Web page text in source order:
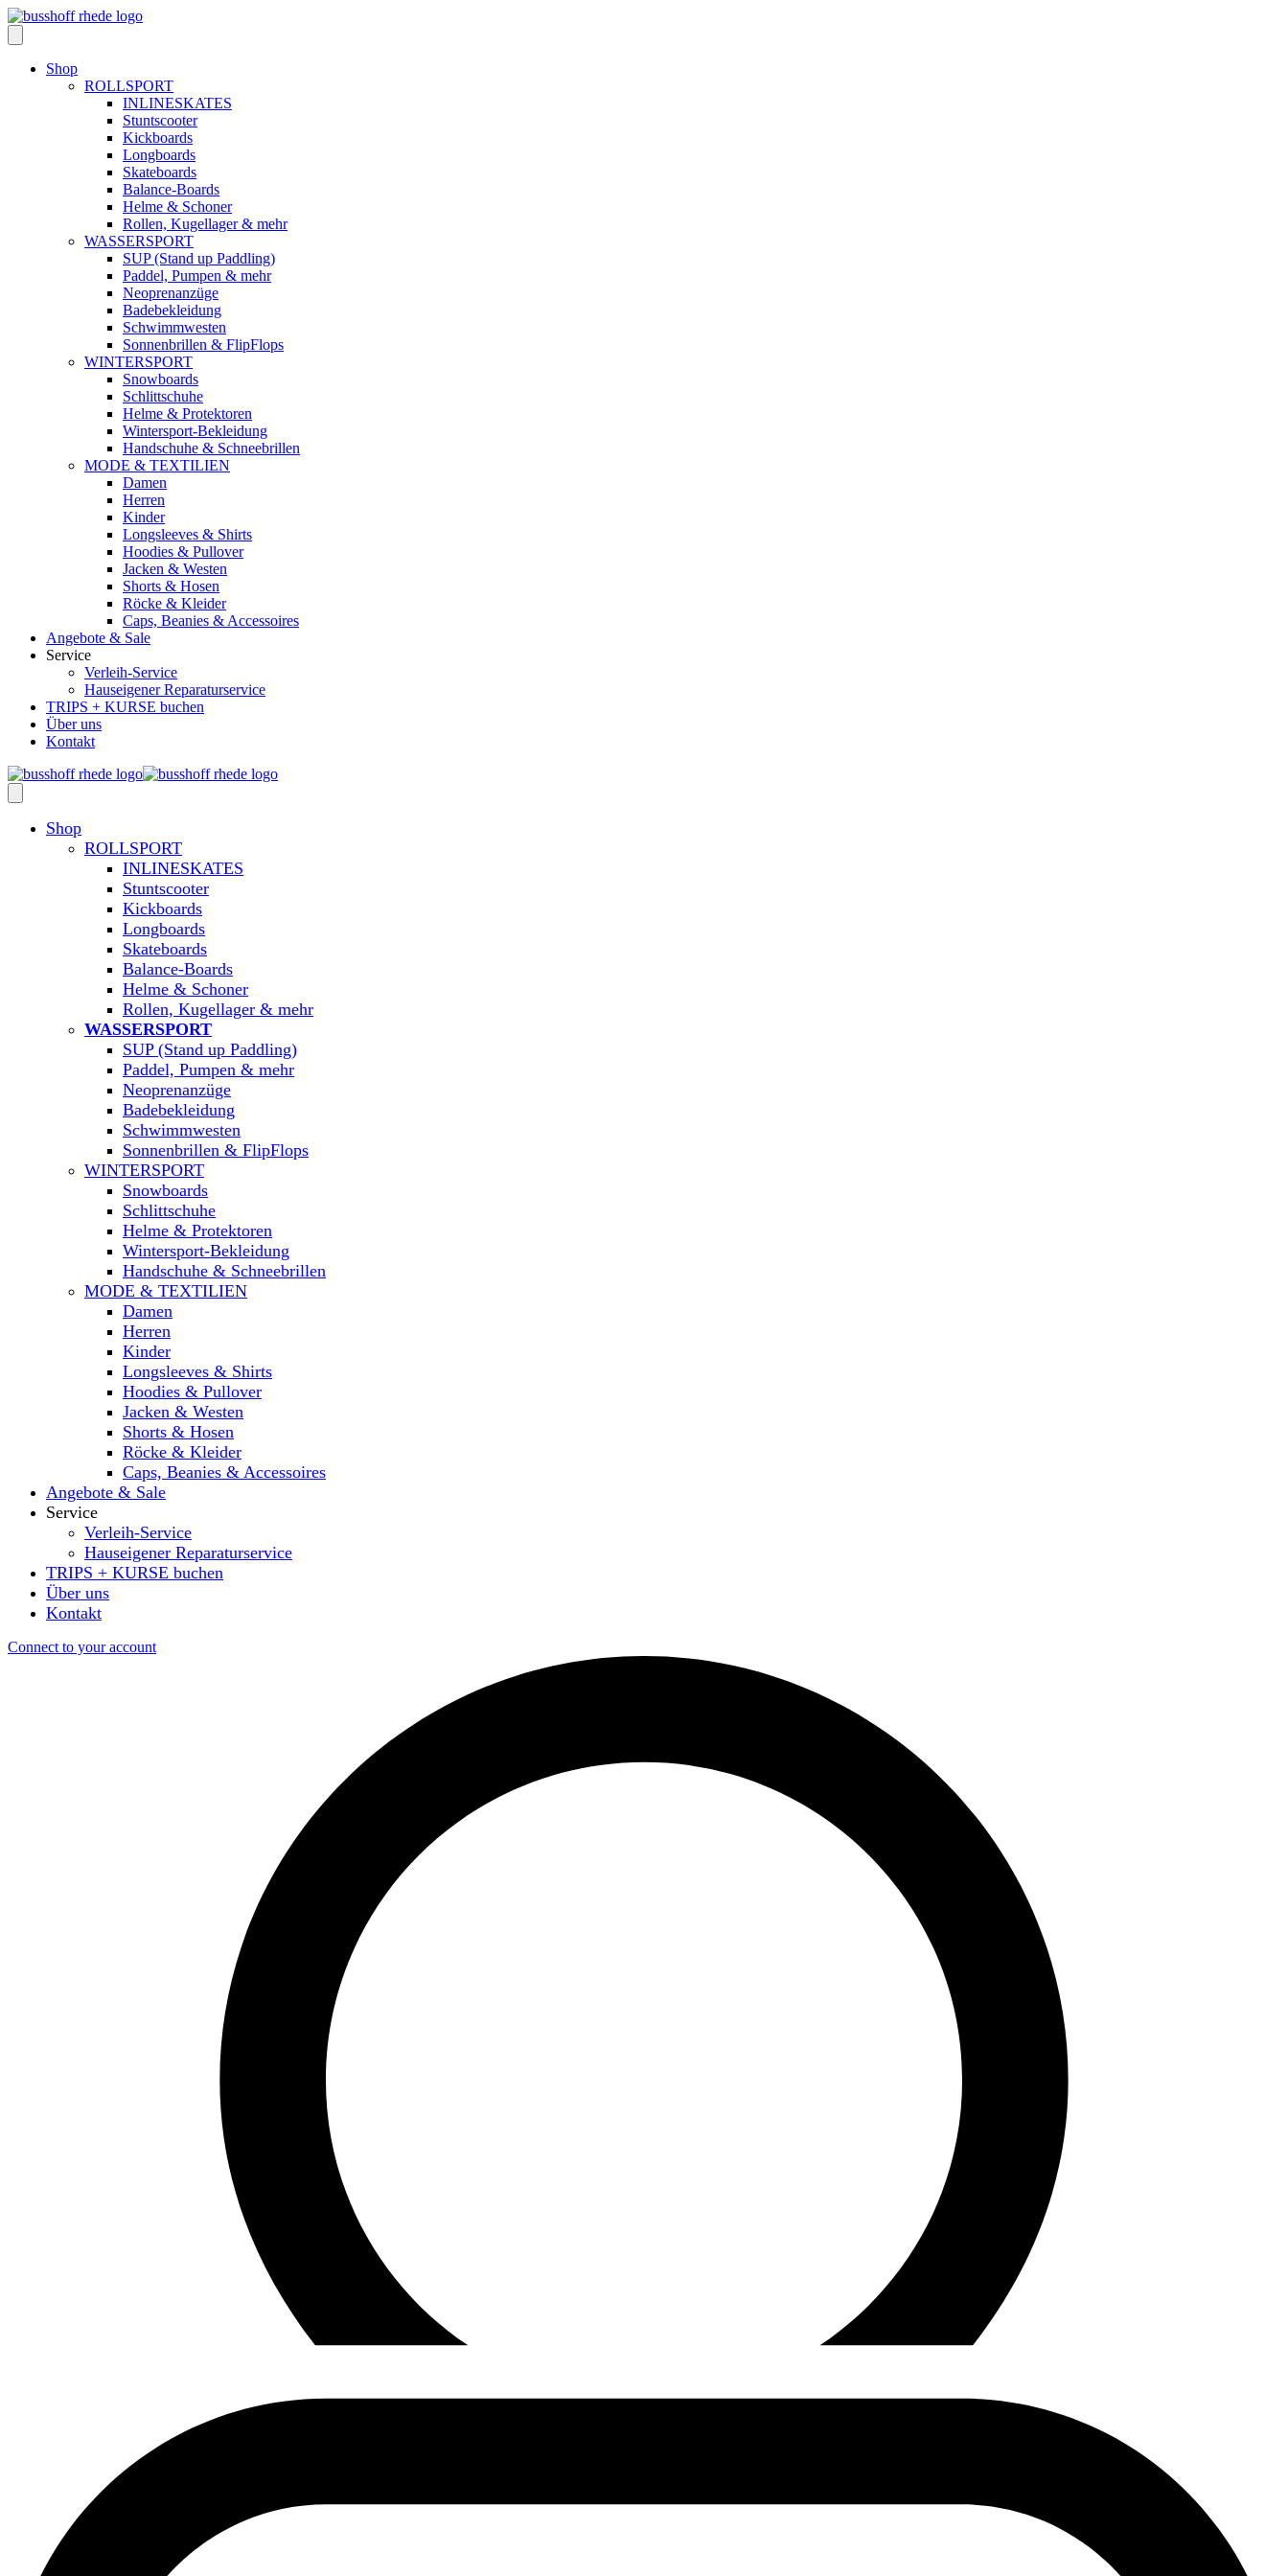
Skip
to
content
Shop
ROLLSPORT
INLINESKATES
Stuntscooter
Kickboards
Longboards
Skateboards
Balance-Boards
Helme & Schoner
Rollen, Kugellager & mehr
WASSERSPORT
SUP (Stand up Paddling)
Paddel, Pumpen & mehr
Neoprenanzüge
Badebekleidung
Schwimmwesten
Sonnenbrillen & FlipFlops
WINTERSPORT
Snowboards
Schlittschuhe
Helme & Protektoren
Wintersport-Bekleidung
Handschuhe & Schneebrillen
MODE & TEXTILIEN
Damen
Herren
Kinder
Longsleeves & Shirts
Hoodies & Pullover
Jacken & Westen
Shorts & Hosen
Röcke & Kleider
Caps, Beanies & Accessoires
Angebote & Sale
Service
Verleih-Service
Hauseigener Reparaturservice
TRIPS + KURSE buchen
Über uns
Kontakt
Shop
ROLLSPORT
INLINESKATES
Stuntscooter
Kickboards
Longboards
Skateboards
Balance-Boards
Helme & Schoner
Rollen, Kugellager & mehr
WASSERSPORT
SUP (Stand up Paddling)
Paddel, Pumpen & mehr
Neoprenanzüge
Badebekleidung
Schwimmwesten
Sonnenbrillen & FlipFlops
WINTERSPORT
Snowboards
Schlittschuhe
Helme & Protektoren
Wintersport-Bekleidung
Handschuhe & Schneebrillen
MODE & TEXTILIEN
Damen
Herren
Kinder
Longsleeves & Shirts
Hoodies & Pullover
Jacken & Westen
Shorts & Hosen
Röcke & Kleider
Caps, Beanies & Accessoires
Angebote & Sale
Service
Verleih-Service
Hauseigener Reparaturservice
TRIPS + KURSE buchen
Über uns
Kontakt
Connect to your account